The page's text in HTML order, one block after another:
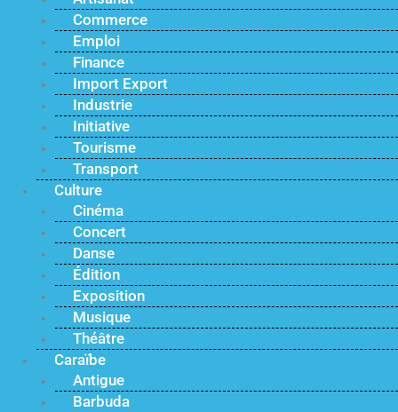
Commerce
Emploi
Finance
Import Export
Industrie
Initiative
Tourisme
Transport
Culture
Cinéma
Concert
Danse
Édition
Exposition
Musique
Théâtre
Caraïbe
Antigue
Barbuda